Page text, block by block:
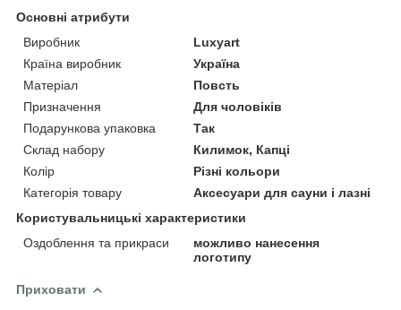
Основні атрибути
Виробник
Luxyart
Країна виробник
Україна
Матеріал
Повсть
Призначення
Для чоловіків
Подарункова упаковка
Так
Склад набору
Килимок, Капці
Колір
Різні кольори
Категорія товару
Аксесуари для сауни і лазні
Користувальницькі характеристики
Оздоблення та прикраси
можливо нанесення
логотипу
Приховати